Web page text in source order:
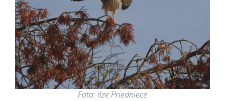
Foto: Ilze Priedniece